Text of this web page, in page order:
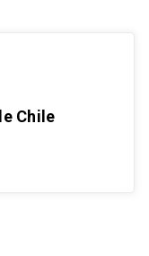
Chile